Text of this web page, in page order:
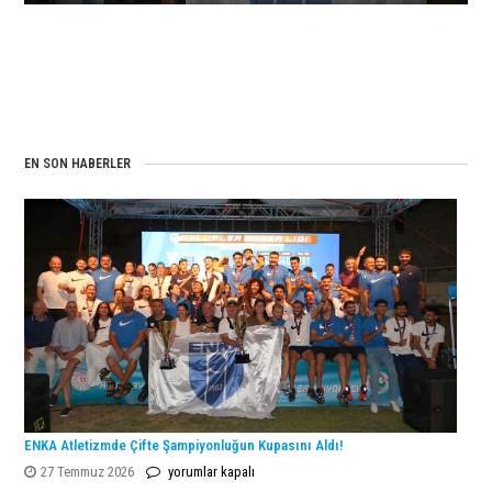
EN SON HABERLER
ENKA Atletizmde Çifte Şampiyonluğun Kupasını Aldı!
27 Temmuz 2026
ENKA
yorumlar kapalı